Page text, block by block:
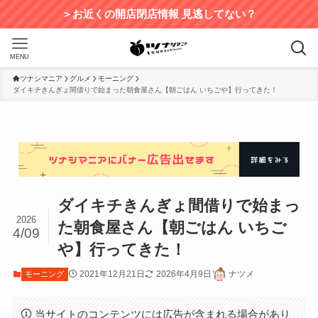
＞お近くの開店閉店情報 見逃してない？
MENU
ツナシマニア グルメ
モーニング
ダイキチきんぎょ間借りで始まった朝食屋さん【朝ごはん いちごや】行ってきた！
ダイキチきんぎょ間借りで始まっ
た朝食屋さん【朝ごはん いちご
や】行ってきた！
2026
4/09
モーニング 2021年12月21日 2026年4月9日 ナツメ
当サイトのコンテンツには広告が含まれる場合があり